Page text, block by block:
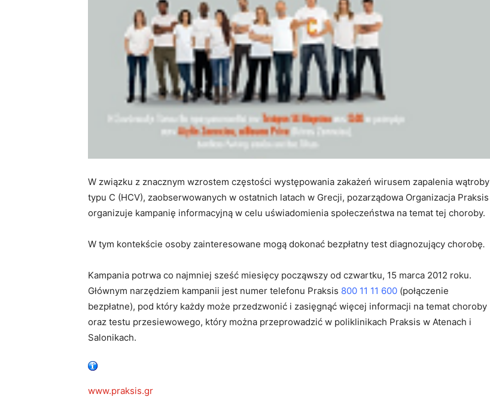
W związku z znacznym wzrostem częstości występowania zakażeń wirusem zapalenia wątroby
typu C (HCV), zaobserwowanych w ostatnich latach w Grecji, pozarządowa Organizacja Praksis
organizuje kampanię informacyjną w celu uświadomienia społeczeństwa na temat tej choroby.
W tym kontekście osoby zainteresowane mogą dokonać bezpłatny test diagnozujący chorobę.
Kampania potrwa co najmniej sześć miesięcy począwszy od czwartku, 15 marca 2012 roku.
Głównym narzędziem kampanii jest numer telefonu Praksis 800 11 11 600 (połączenie
bezpłatne), pod który każdy może przedzwonić i zasięgnąć więcej informacji na temat choroby
oraz testu przesiewowego, który można przeprowadzić w poliklinikach Praksis w Atenach i
Salonikach.
www.praksis.gr